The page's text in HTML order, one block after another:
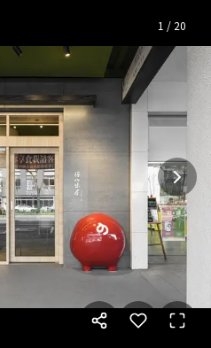
│現代風│70
1 / 20